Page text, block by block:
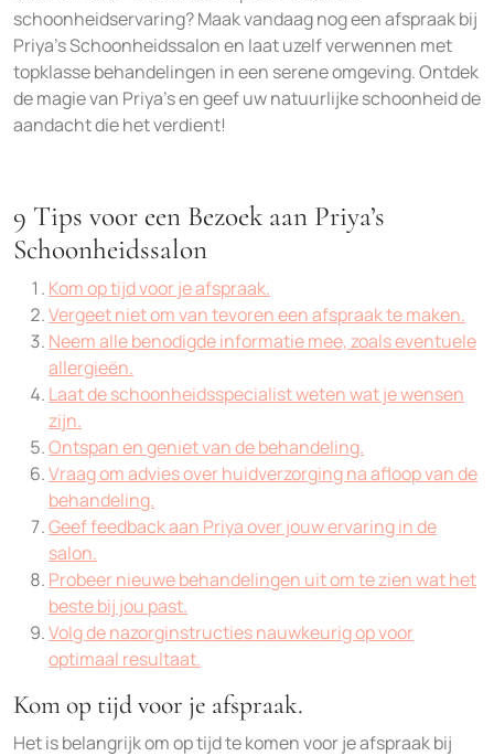
schoonheidservaring? Maak vandaag nog een afspraak bij
Priya’s Schoonheidssalon en laat uzelf verwennen met
topklasse behandelingen in een serene omgeving. Ontdek
de magie van Priya’s en geef uw natuurlijke schoonheid de
aandacht die het verdient!
9 Tips voor een Bezoek aan Priya’s
Schoonheidssalon
Kom op tijd voor je afspraak.
Vergeet niet om van tevoren een afspraak te maken.
Neem alle benodigde informatie mee, zoals eventuele
allergieën.
Laat de schoonheidsspecialist weten wat je wensen
zijn.
Ontspan en geniet van de behandeling.
Vraag om advies over huidverzorging na afloop van de
behandeling.
Geef feedback aan Priya over jouw ervaring in de
salon.
Probeer nieuwe behandelingen uit om te zien wat het
beste bij jou past.
Volg de nazorginstructies nauwkeurig op voor
optimaal resultaat.
Kom op tijd voor je afspraak.
Het is belangrijk om op tijd te komen voor je afspraak bij